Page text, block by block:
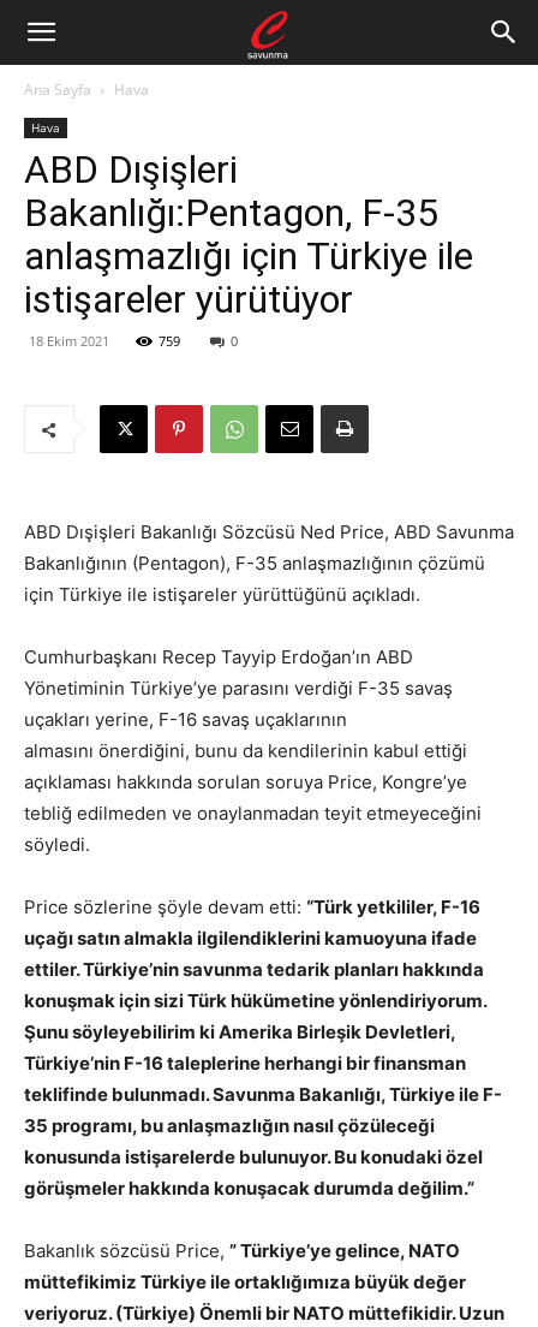
Ana Sayfa Hava
Hava
ABD Dışişleri
Bakanlığı:Pentagon, F-35
anlaşmazlığı için Türkiye ile
istişareler yürütüyor
18 Ekim 2021 759 0
ABD Dışişleri Bakanlığı Sözcüsü Ned Price, ABD Savunma
Bakanlığının (Pentagon), F-35 anlaşmazlığının çözümü
için Türkiye ile istişareler yürüttüğünü açıkladı.
Cumhurbaşkanı Recep Tayyip Erdoğan’ın ABD
Yönetiminin Türkiye’ye parasını verdiği F-35 savaş
uçakları yerine, F-16 savaş uçaklarının
almasını önerdiğini, bunu da kendilerinin kabul ettiği
açıklaması hakkında sorulan soruya Price, Kongre’ye
tebliğ edilmeden ve onaylanmadan teyit etmeyeceğini
söyledi.
Price sözlerine şöyle devam etti: “Türk yetkililer, F-16
uçağı satın almakla ilgilendiklerini kamuoyuna ifade
ettiler. Türkiye’nin savunma tedarik planları hakkında
konuşmak için sizi Türk hükümetine yönlendiriyorum.
Şunu söyleyebilirim ki Amerika Birleşik Devletleri,
Türkiye’nin F-16 taleplerine herhangi bir finansman
teklifinde bulunmadı. Savunma Bakanlığı, Türkiye ile F-
35 programı, bu anlaşmazlığın nasıl çözüleceği
konusunda istişarelerde bulunuyor. Bu konudaki özel
görüşmeler hakkında konuşacak durumda değilim.”
Bakanlık sözcüsü Price, ” Türkiye’ye gelince, NATO
müttefikimiz Türkiye ile ortaklığımıza büyük değer
veriyoruz. (Türkiye) Önemli bir NATO müttefikidir. Uzun